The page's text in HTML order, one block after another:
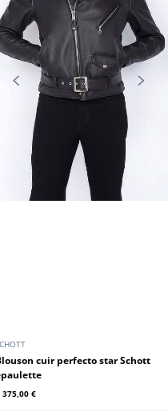
Schott
375,00 €